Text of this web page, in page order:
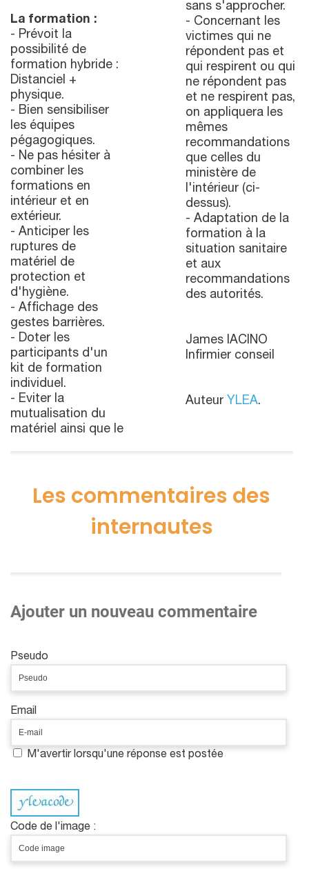
La formation :
- Prévoit la
possibilité de
formation hybride :
Distanciel +
physique.
- Bien sensibiliser
les équipes
pégagogiques.
- Ne pas hésiter à
combiner les
formations en
intérieur et en
extérieur.
- Anticiper les
ruptures de
matériel de
protection et
d'hygiène.
- Affichage des
gestes barrières.
- Doter les
participants d'un
kit de formation
individuel.
- Eviter la
mutualisation du
matériel ainsi que le
sans s'approcher.
- Concernant les
victimes qui ne
répondent pas et
qui respirent ou qui
ne répondent pas
et ne respirent pas,
on appliquera les
mêmes
recommandations
que celles du
ministère de
l'intérieur (ci-
dessus).
- Adaptation de la
formation à la
situation sanitaire
et aux
recommandations
des autorités.
James IACINO
Infirmier conseil
Auteur YLEA.
Les commentaires des
internautes
Ajouter un nouveau commentaire
Pseudo
Email
M'avertir lorsqu'une réponse est postée
Code de l'image :